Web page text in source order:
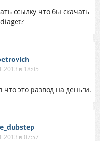
ссылку что бы скачать
в 18:05
что это развод на деньги.
в 07:57